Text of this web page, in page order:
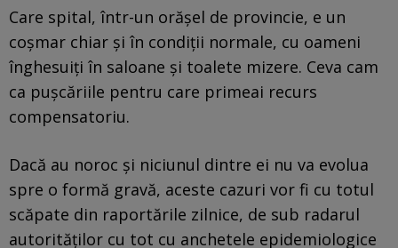
Care spital, într-un orășel de provincie, e un
coșmar chiar și în condiții normale, cu oameni
înghesuiți în saloane și toalete mizere. Ceva cam
ca pușcăriile pentru care primeai recurs
compensatoriu.
Dacă au noroc și niciunul dintre ei nu va evolua
spre o formă gravă, aceste cazuri vor fi cu totul
scăpate din raportările zilnice, de sub radarul
autorităților cu tot cu anchetele epidemiologice